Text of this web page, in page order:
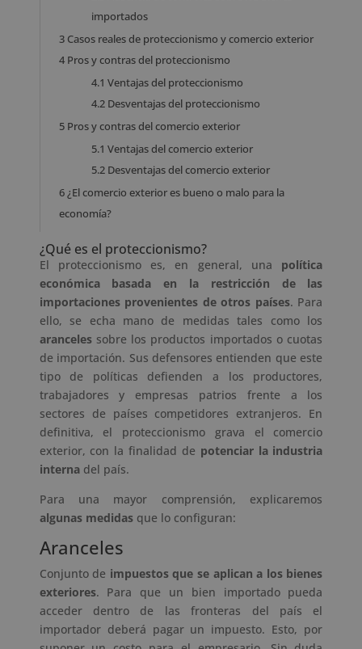
importados
3Casos reales de proteccionismo y comercio exterior
4Pros y contras del proteccionismo
4.1 Ventajas del proteccionismo
4.2Desventajas del proteccionismo
5Pros y contras del comercio exterior
5.1 Ventajas del comercio exterior
5.2Desventajas del comercio exterior
6¿El comercio exterior es bueno o malo para la
economía?
¿Qué es el proteccionismo?
El proteccionismo es, en general, una política
económica basada en la restricción de las
importaciones provenientes de otros países. Para
ello, se echa mano de medidas tales como los
arancelessobre los productos importados o cuotas
de importación. Sus defensores entienden que este
tipo de políticas defienden a los productores,
trabajadores y empresas patrios frente a los
sectores de países competidores extranjeros. En
definitiva, el proteccionismo grava el comercio
exterior, con la finalidad de potenciar la industria
internadel país.
Para una mayor comprensión, explicaremos
algunas medidasque lo configuran:
Aranceles
Conjunto de impuestos que se aplican a los bienes
exteriores. Para que un bien importado pueda
acceder dentro de las fronteras del país el
importador deberá pagar un impuesto. Esto, por